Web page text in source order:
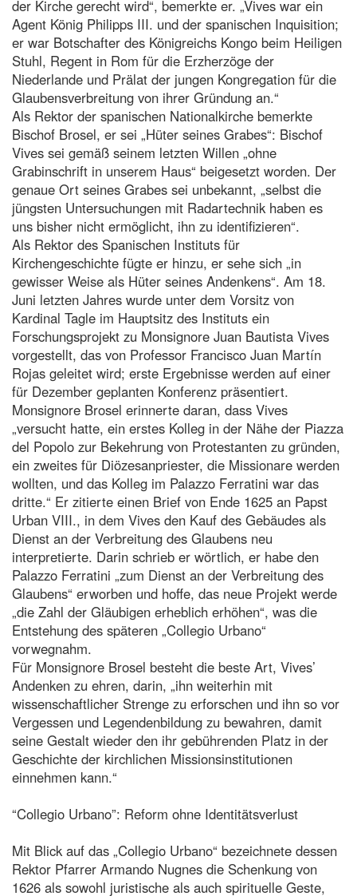
der Kirche gerecht wird“, bemerkte er. „Vives war ein
Agent König Philipps III. und der spanischen Inquisition;
er war Botschafter des Königreichs Kongo beim Heiligen
Stuhl, Regent in Rom für die Erzherzöge der
Niederlande und Prälat der jungen Kongregation für die
Glaubensverbreitung von ihrer Gründung an.“
Als Rektor der spanischen Nationalkirche bemerkte
Bischof Brosel, er sei „Hüter seines Grabes“: Bischof
Vives sei gemäß seinem letzten Willen „ohne
Grabinschrift in unserem Haus“ beigesetzt worden. Der
genaue Ort seines Grabes sei unbekannt, „selbst die
jüngsten Untersuchungen mit Radartechnik haben es
uns bisher nicht ermöglicht, ihn zu identifizieren“.
Als Rektor des Spanischen Instituts für
Kirchengeschichte fügte er hinzu, er sehe sich „in
gewisser Weise als Hüter seines Andenkens“. Am 18.
Juni letzten Jahres wurde unter dem Vorsitz von
Kardinal Tagle im Hauptsitz des Instituts ein
Forschungsprojekt zu Monsignore Juan Bautista Vives
vorgestellt, das von Professor Francisco Juan Martín
Rojas geleitet wird; erste Ergebnisse werden auf einer
für Dezember geplanten Konferenz präsentiert.
Monsignore Brosel erinnerte daran, dass Vives
„versucht hatte, ein erstes Kolleg in der Nähe der Piazza
del Popolo zur Bekehrung von Protestanten zu gründen,
ein zweites für Diözesanpriester, die Missionare werden
wollten, und das Kolleg im Palazzo Ferratini war das
dritte.“ Er zitierte einen Brief von Ende 1625 an Papst
Urban VIII., in dem Vives den Kauf des Gebäudes als
Dienst an der Verbreitung des Glaubens neu
interpretierte. Darin schrieb er wörtlich, er habe den
Palazzo Ferratini „zum Dienst an der Verbreitung des
Glaubens“ erworben und hoffe, das neue Projekt werde
„die Zahl der Gläubigen erheblich erhöhen“, was die
Entstehung des späteren „Collegio Urbano“
vorwegnahm.
Für Monsignore Brosel besteht die beste Art, Vives’
Andenken zu ehren, darin, „ihn weiterhin mit
wissenschaftlicher Strenge zu erforschen und ihn so vor
Vergessen und Legendenbildung zu bewahren, damit
seine Gestalt wieder den ihr gebührenden Platz in der
Geschichte der kirchlichen Missionsinstitutionen
einnehmen kann.“
“Collegio Urbano”: Reform ohne Identitätsverlust
Mit Blick auf das „Collegio Urbano“ bezeichnete dessen
Rektor Pfarrer Armando Nugnes die Schenkung von
1626 als sowohl juristische als auch spirituelle Geste,